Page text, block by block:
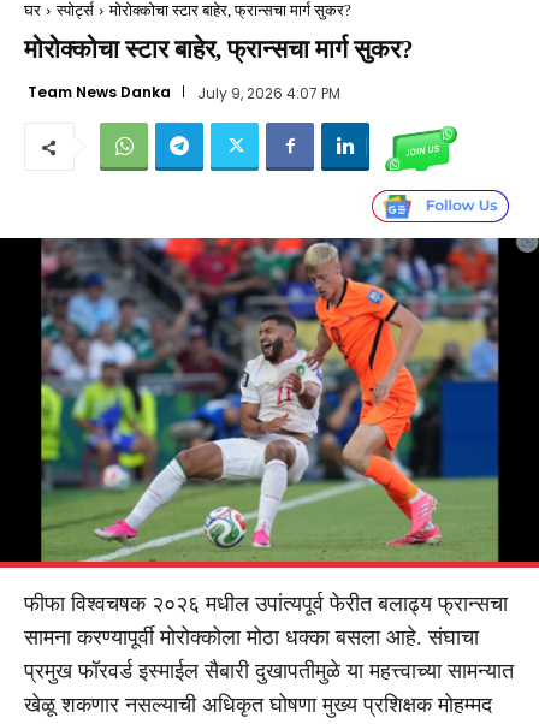
घर स्पोर्ट्स मोरोक्कोचा स्टार बाहेर, फ्रान्सचा मार्ग सुकर?
मोरोक्कोचा स्टार बाहेर, फ्रान्सचा मार्ग सुकर?
Team News Danka July 9, 2026 4:07 PM
फीफा विश्वचषक २०२६ मधील उपांत्यपूर्व फेरीत बलाढ्य फ्रान्सचा
सामना करण्यापूर्वी मोरोक्कोला मोठा धक्का बसला आहे. संघाचा
प्रमुख फॉरवर्ड इस्माईल सैबारी दुखापतीमुळे या महत्त्वाच्या सामन्यात
खेळू शकणार नसल्याची अधिकृत घोषणा मुख्य प्रशिक्षक मोहम्मद